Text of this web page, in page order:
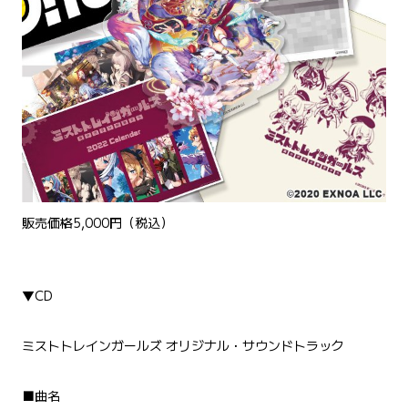
販売価格5,000円（税込）
▼CD
ミストトレインガールズ オリジナル・サウンドトラック
■曲名